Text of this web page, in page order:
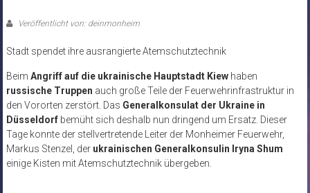
Veröffentlicht von: deinmonheim
Stadt spendet ihre ausrangierte Atemschutztechnik
Beim Angriff auf die ukrainische Hauptstadt Kiewhaben
russische Truppen auch große Teile der Feuerwehrinfrastruktur in
den Vororten zerstört. Das Generalkonsulat der Ukraine in
Düsseldorfbemüht sich deshalb nun dringend um Ersatz. Dieser
Tage konnte der stellvertretende Leiter der Monheimer Feuerwehr,
Markus Stenzel, der ukrainischen Generalkonsulin Iryna Shum
einige Kisten mit Atemschutztechnik übergeben.